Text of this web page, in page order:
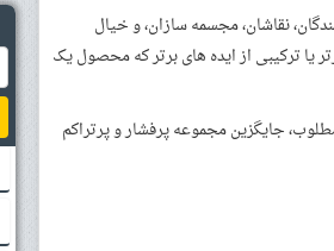
نقاشان، مجسمه­ سازان، و خیال
یا ترکیبی از ایده­ های برتر که محصول یک
جایگزین مجموعه پرفشار و پرتراکم